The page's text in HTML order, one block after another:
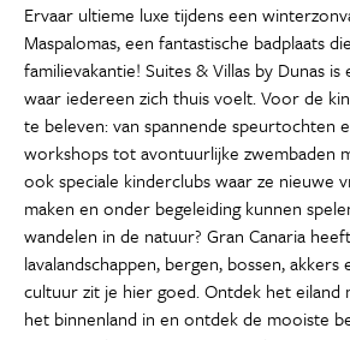
Ervaar ultieme luxe tijdens een
Maspalomas, een fantastische badplaats
familievakantie! Suites & Villas by Dunas
waar iedereen zich thuis voelt. Voor de
te beleven: van spannende speurtochten
workshops tot avontuurlijke zwembaden
ook speciale kinderclubs waar ze nieuwe
maken en onder begeleiding kunnen
wandelen in de natuur? Gran Canaria
lavalandschappen, bergen, bossen,
cultuur zit je hier goed. Ontdek het eiland
het binnenland in en ontdek de mooiste